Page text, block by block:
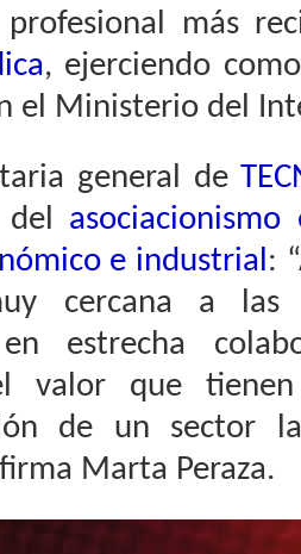
más
, ejerciendo
el Ministerio del
general de
del
e industrial:
cercana a
estrecha
valor que
de un sector
Marta Peraza.